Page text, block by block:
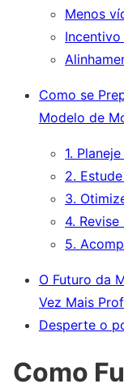
Menos
Como se
Modelo de
1.
2.
3.
4.
5.
O Futuro da
Vez Mais
Desperte o
Como